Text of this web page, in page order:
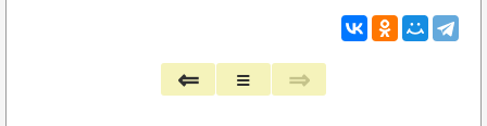
⇐ ≡ ⇒